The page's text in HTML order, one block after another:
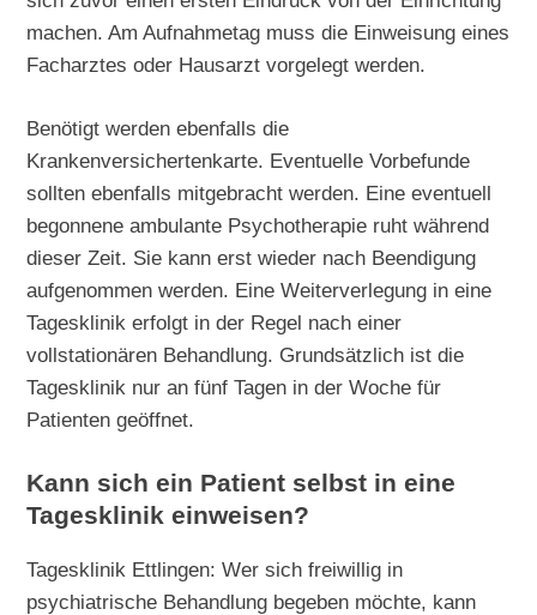
machen. Am Aufnahmetag muss die Einweisung eines
Facharztes oder Hausarzt vorgelegt werden.
Benötigt werden ebenfalls die
Krankenversichertenkarte. Eventuelle Vorbefunde
sollten ebenfalls mitgebracht werden. Eine eventuell
begonnene ambulante Psychotherapie ruht während
dieser Zeit. Sie kann erst wieder nach Beendigung
aufgenommen werden. Eine Weiterverlegung in eine
Tagesklinik erfolgt in der Regel nach einer
vollstationären Behandlung. Grundsätzlich ist die
Tagesklinik nur an fünf Tagen in der Woche für
Patienten geöffnet.
Kann sich ein Patient selbst in eine
Tagesklinik einweisen?
Tagesklinik Ettlingen: Wer sich freiwillig in
psychiatrische Behandlung begeben möchte, kann